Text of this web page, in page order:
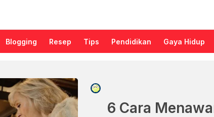
Blogging Resep Tips Pendidikan Gaya Hidup
6 Cara